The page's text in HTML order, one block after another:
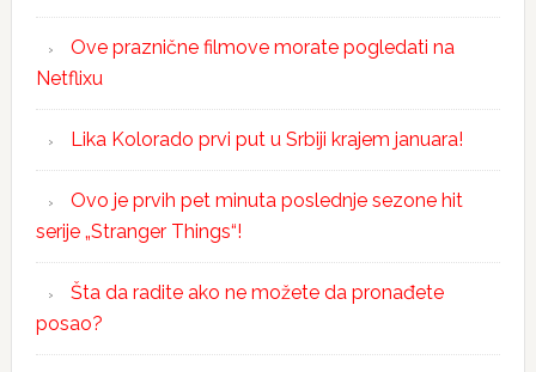
Ove praznične filmove morate pogledati na
Netflixu
Lika Kolorado prvi put u Srbiji krajem januara!
Ovo je prvih pet minuta poslednje sezone hit
serije „Stranger Things“!
Šta da radite ako ne možete da pronađete
posao?